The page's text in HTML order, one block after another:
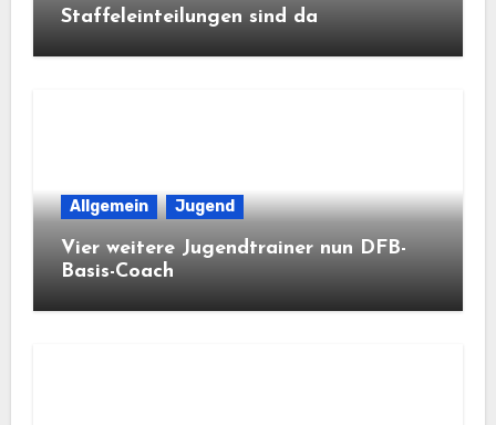
Staffeleinteilungen sind da
Allgemein Jugend
Vier weitere Jugendtrainer nun DFB-
Basis-Coach